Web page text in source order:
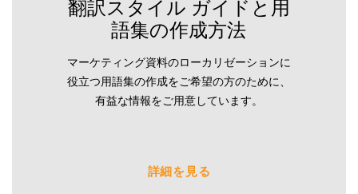
翻訳スタイル ガイドと用
語集の作成方法
マーケティング資料のローカリゼーションに
役立つ用語集の作成をご希望の方のために、
有益な情報をご用意しています。
詳細を見る